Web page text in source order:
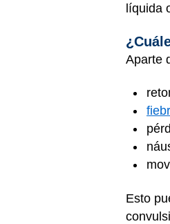
líquida
Aparte
Esto